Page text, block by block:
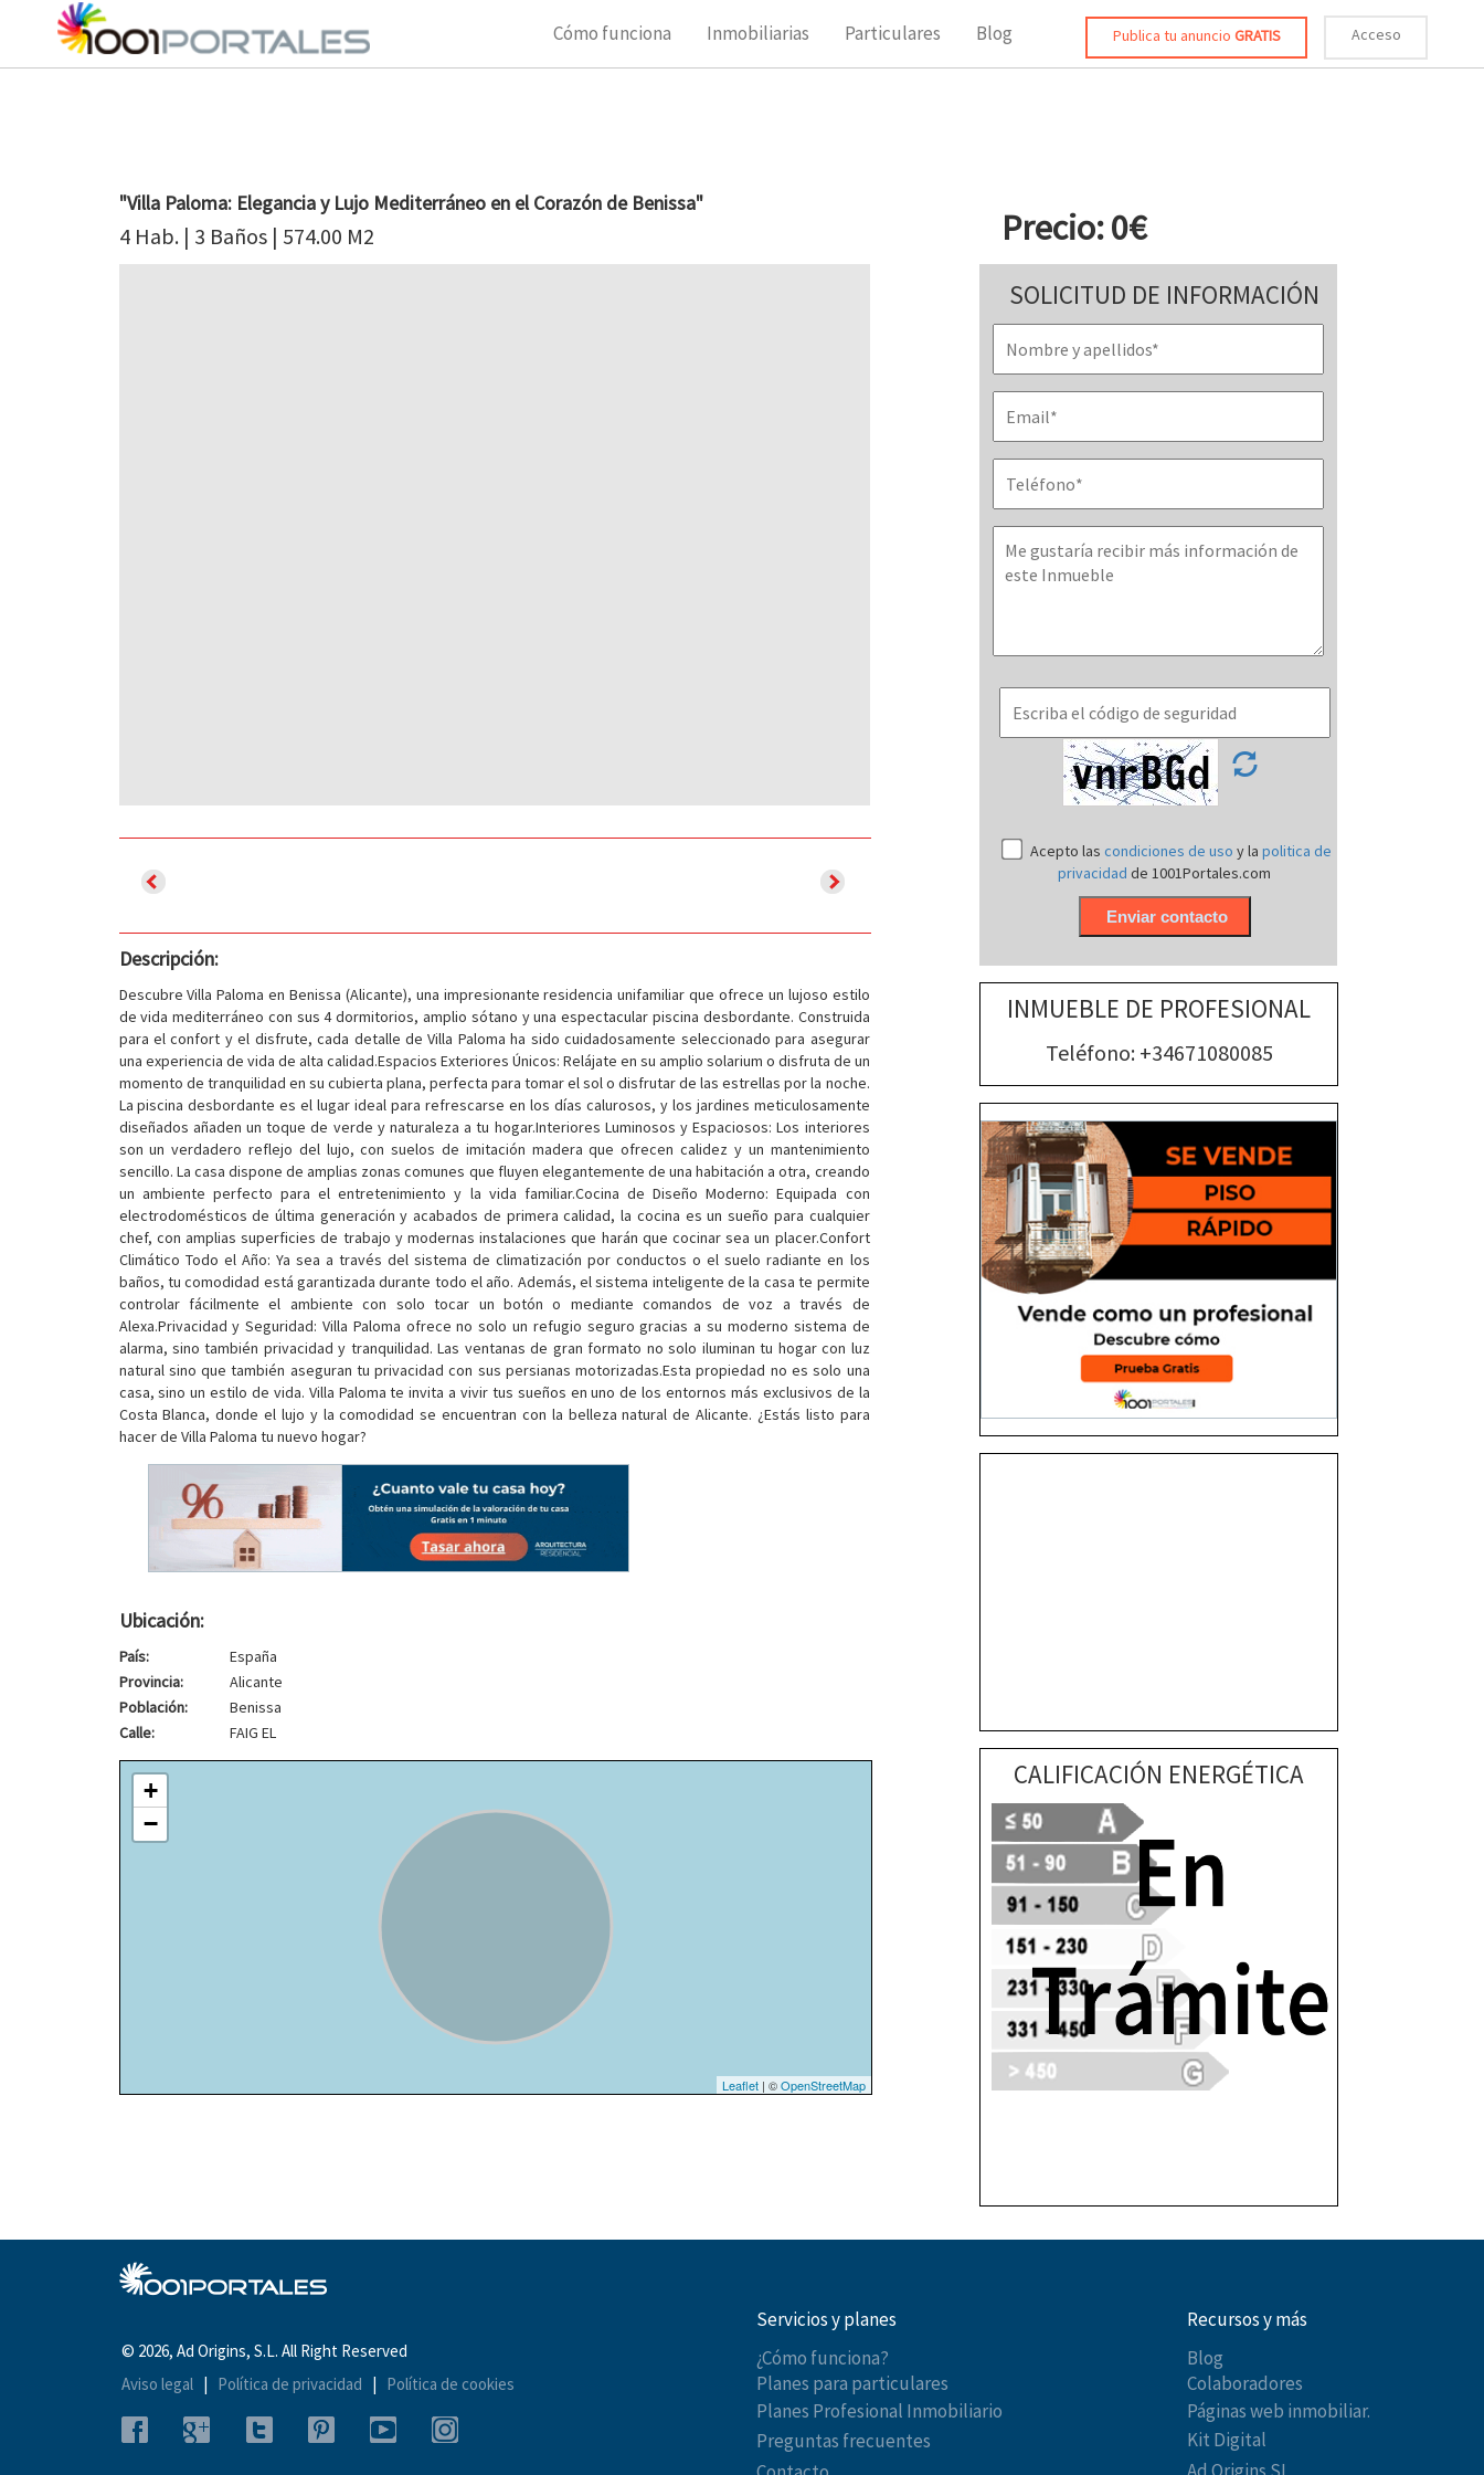
Cómo funciona Inmobiliarias Particulares Blog Publica tu anuncio GRATIS Acceso
"Villa Paloma: Elegancia y Lujo Mediterráneo en el Corazón de Benissa"
4 Hab. | 3 Baños | 574.00 M2
Descripción:
Descubre Villa Paloma en Benissa (Alicante), una impresionante residencia unifamiliar que ofrece un lujoso estilo
de vida mediterráneo con sus 4 dormitorios, amplio sótano y una espectacular piscina desbordante. Construida
para el confort y el disfrute, cada detalle de Villa Paloma ha sido cuidadosamente seleccionado para asegurar
una experiencia de vida de alta calidad.Espacios Exteriores Únicos: Relájate en su amplio solarium o disfruta de un
momento de tranquilidad en su cubierta plana, perfecta para tomar el sol o disfrutar de las estrellas por la noche.
La piscina desbordante es el lugar ideal para refrescarse en los días calurosos, y los jardines meticulosamente
diseñados añaden un toque de verde y naturaleza a tu hogar.Interiores Luminosos y Espaciosos: Los interiores
son un verdadero reflejo del lujo, con suelos de imitación madera que ofrecen calidez y un mantenimiento
sencillo. La casa dispone de amplias zonas comunes que fluyen elegantemente de una habitación a otra, creando
un ambiente perfecto para el entretenimiento y la vida familiar.Cocina de Diseño Moderno: Equipada con
electrodomésticos de última generación y acabados de primera calidad, la cocina es un sueño para cualquier
chef, con amplias superficies de trabajo y modernas instalaciones que harán que cocinar sea un placer.Confort
Climático Todo el Año: Ya sea a través del sistema de climatización por conductos o el suelo radiante en los
baños, tu comodidad está garantizada durante todo el año. Además, el sistema inteligente de la casa te permite
controlar fácilmente el ambiente con solo tocar un botón o mediante comandos de voz a través de
Alexa.Privacidad y Seguridad: Villa Paloma ofrece no solo un refugio seguro gracias a su moderno sistema de
alarma, sino también privacidad y tranquilidad. Las ventanas de gran formato no solo iluminan tu hogar con luz
natural sino que también aseguran tu privacidad con sus persianas motorizadas.Esta propiedad no es solo una
casa, sino un estilo de vida. Villa Paloma te invita a vivir tus sueños en uno de los entornos más exclusivos de la
Costa Blanca, donde el lujo y la comodidad se encuentran con la belleza natural de Alicante. ¿Estás listo para
hacer de Villa Paloma tu nuevo hogar?
Ubicación:
País:
España
Provincia:
Alicante
Población:
Benissa
Calle:
FAIG EL
+
−
Leaflet| ©OpenStreetMap
Precio: 0€
SOLICITUD DE INFORMACIÓN
Acepto lascondiciones de usoy lapolitica de
privacidadde 1001Portales.com
INMUEBLE DE PROFESIONAL
Teléfono: +34671080085
CALIFICACIÓN ENERGÉTICA
© 2026, Ad Origins, S.L. All Right Reserved
Aviso legal | Política de privacidad | Política de cookies
Servicios y planes
¿Cómo funciona?
Planes para particulares
Planes Profesional Inmobiliario
Preguntas frecuentes
Recursos y más
Blog
Colaboradores
Páginas web inmobiliar.
Kit Digital